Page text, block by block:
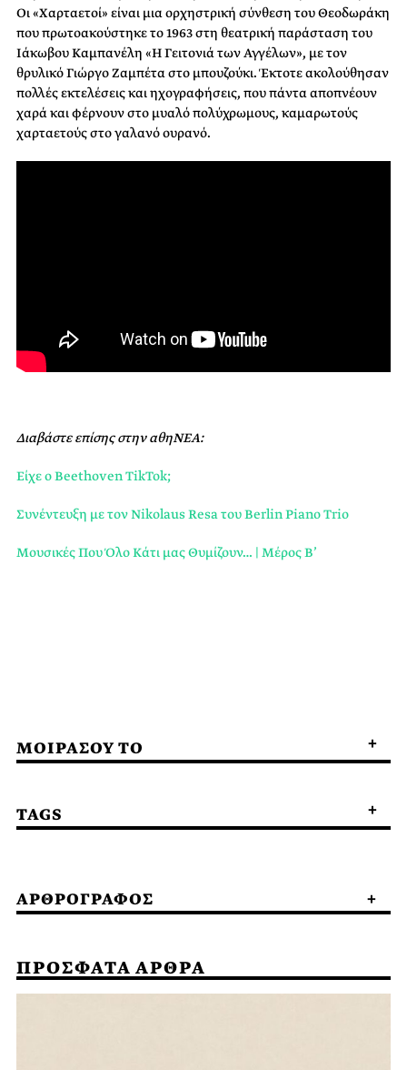
Οι «Χαρταετοί» είναι μια ορχηστρική σύνθεση του Θεοδωράκη
που πρωτοακούστηκε το 1963 στη θεατρική παράσταση του
Ιάκωβου Καμπανέλη «Η Γειτονιά των Αγγέλων», με τον
θρυλικό Γιώργο Ζαμπέτα στο μπουζούκι. Έκτοτε ακολούθησαν
πολλές εκτελέσεις και ηχογραφήσεις, που πάντα αποπνέουν
χαρά και φέρνουν στο μυαλό πολύχρωμους, καμαρωτούς
χαρταετούς στο γαλανό ουρανό.
Διαβάστε επίσης στην αθηΝΕΑ:
Είχε ο Beethoven TikTok;
Συνέντευξη με τον Nikolaus Resa του Berlin Piano Trio
Μουσικές Που Όλο Κάτι μας Θυμίζουν… | Μέρος Β’
ΜΟΙΡΑΣΟΥ ΤΟ
TAGS
ΑΡΘΡΟΓΡΑΦΟΣ
ΠΡΟΣΦΑΤΑ ΑΡΘΡΑ